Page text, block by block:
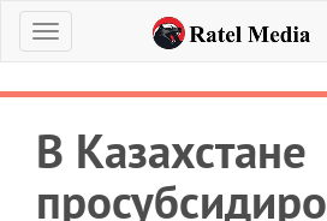
Меню
В Казахстане